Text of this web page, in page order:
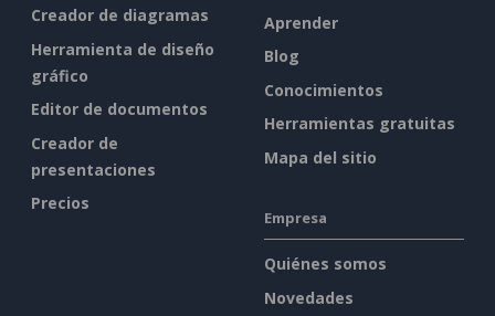
Creador de diagramas
Herramienta de diseño
gráfico
Editor de documentos
Creador de
presentaciones
Precios
Aprender
Blog
Conocimientos
Herramientas gratuitas
Mapa del sitio
Empresa
Quiénes somos
Novedades